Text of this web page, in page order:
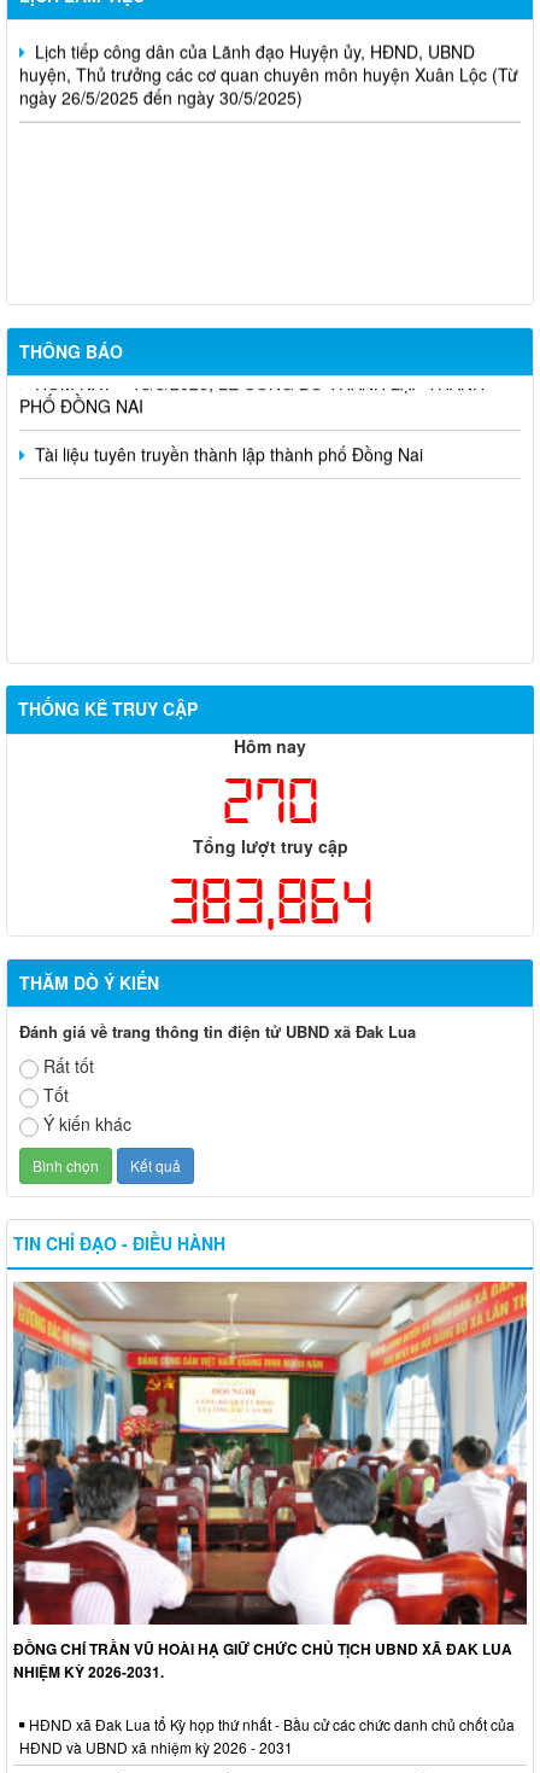
Lịch tiếp công dân của Lãnh đạo Huyện ủy, HĐND, UBND
huyện, Thủ trưởng các cơ quan chuyên môn huyện Xuân Lộc (Từ
ngày 26/5/2025 đến ngày 30/5/2025)
THÔNG BÁO
CÔNG AN XÃ ĐAK LUA TUYÊN TRUYỀN KHÔNG PHƠI NÔNG
SẢN TRÊN ĐƯỜNG
HÔM NAY – 18/5/2026, LỄ CÔNG BỐ THÀNH LẬP THÀNH
PHỐ ĐỒNG NAI
Tài liệu tuyên truyền thành lập thành phố Đồng Nai
THỐNG KÊ TRUY CẬP
Hôm nay
270
Tổng lượt truy cập
383,864
THĂM DÒ Ý KIẾN
Đánh giá về trang thông tin điện tử UBND xã Đak Lua
Rất tốt
Tốt
Ý kiến khác
TIN CHỈ ĐẠO - ĐIỀU HÀNH
ĐỒNG CHÍ TRẦN VŨ HOÀI HẠ GIỮ CHỨC CHỦ TỊCH UBND XÃ ĐAK LUA
NHIỆM KỲ 2026-2031.
HĐND xã Đak Lua tổ Kỳ họp thứ nhất - Bầu cử các chức danh chủ chốt của
HĐND và UBND xã nhiệm kỳ 2026 - 2031